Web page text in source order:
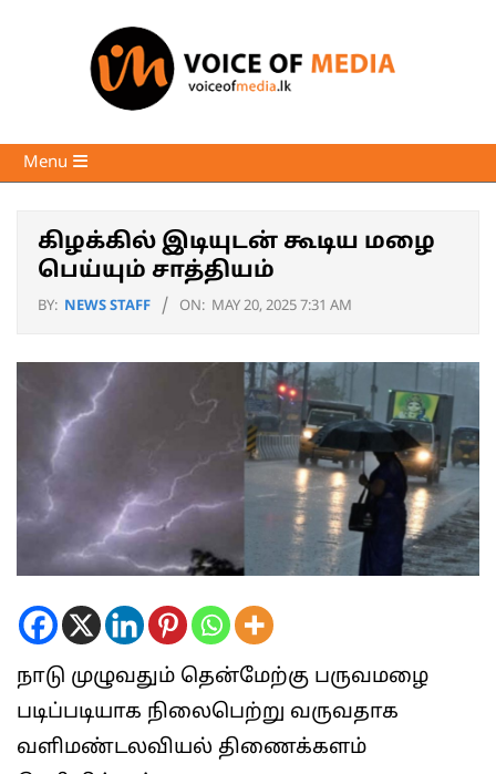
Voice
of
Primary
Navigation
Menu
கிழக்கில் இடியுடன் கூடிய மழை
பெய்யும் சாத்தியம்
BY: NEWS STAFF ON: MAY 20, 2025 7:31 AM
நாடு முழுவதும் தென்மேற்கு பருவமழை
படிப்படியாக நிலைபெற்று வருவதாக
வளிமண்டலவியல் திணைக்களம்